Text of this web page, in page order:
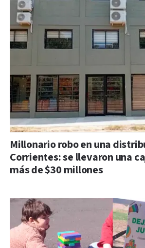
Millonario robo en una
Corrientes: se llevaron una
más de $30 millones